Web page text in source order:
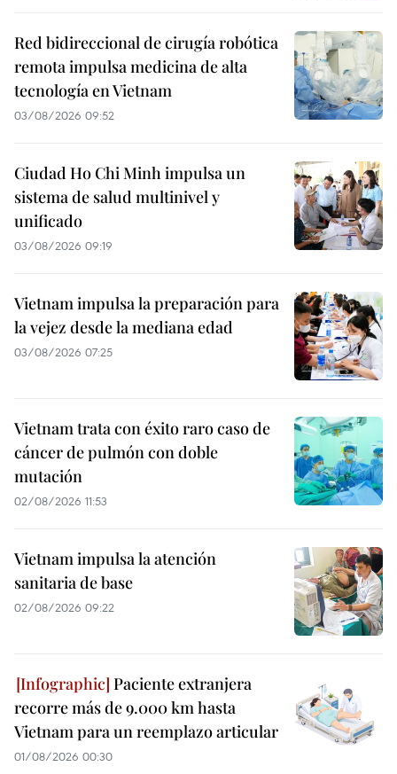
Red bidireccional de cirugía robótica
remota impulsa medicina de alta
tecnología en Vietnam
03/08/2026 09:52
Ciudad Ho Chi Minh impulsa un
sistema de salud multinivel y
unificado
03/08/2026 09:19
Vietnam impulsa la preparación para
la vejez desde la mediana edad
03/08/2026 07:25
Vietnam trata con éxito raro caso de
cáncer de pulmón con doble
mutación
02/08/2026 11:53
Vietnam impulsa la atención
sanitaria de base
02/08/2026 09:22
Paciente extranjera
recorre más de 9.000 km hasta
Vietnam para un reemplazo articular
01/08/2026 00:30